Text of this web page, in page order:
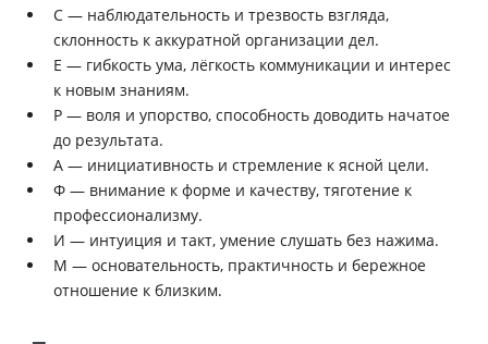
С — наблюдательность и трезвость взгляда,
склонность к аккуратной организации дел.
Е — гибкость ума, лёгкость коммуникации и интерес
к новым знаниям.
Р — воля и упорство, способность доводить начатое
до результата.
А — инициативность и стремление к ясной цели.
Ф — внимание к форме и качеству, тяготение к
профессионализму.
И — интуиция и такт, умение слушать без нажима.
М — основательность, практичность и бережное
отношение к близким.